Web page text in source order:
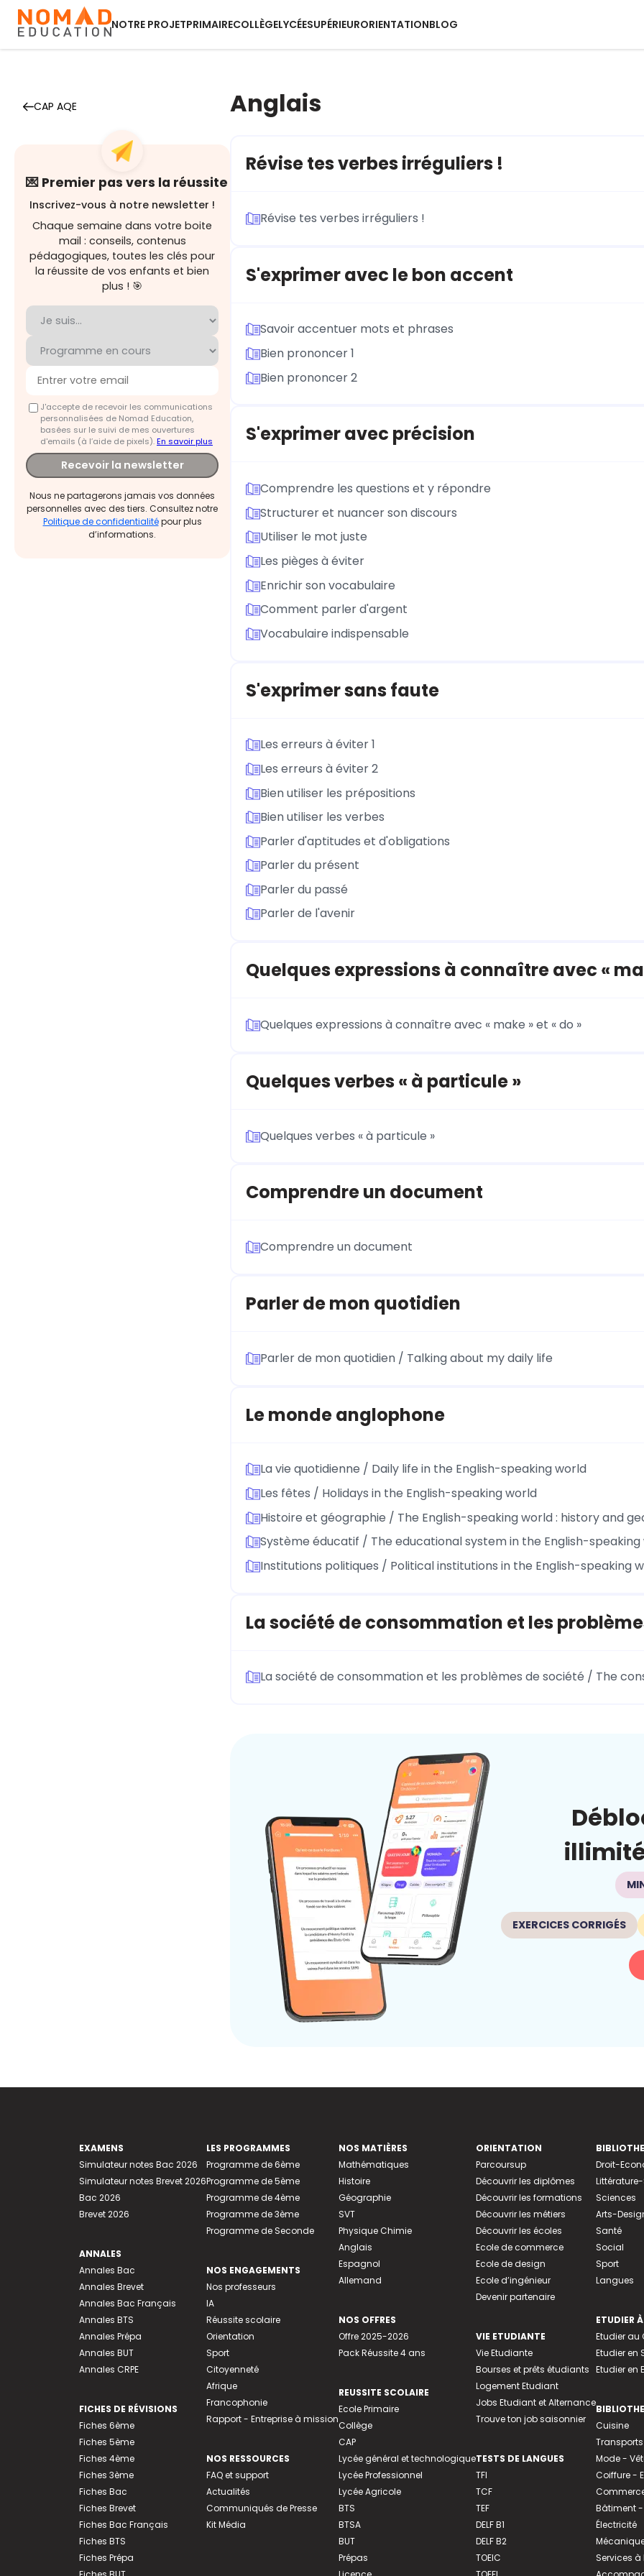
NOTRE PROJETPRIMAIRECOLLÈGELYCÉESUPÉRIEURORIENTATIONBLOG
CAP AQE
💌 Premier pas vers la réussite
Inscrivez-vous à notre newsletter !
Chaque semaine dans votre boite
mail : conseils, contenus
pédagogiques, toutes les clés pour
la réussite de vos enfants et bien
plus ! 🎯
J'accepte de recevoir les communications
personnalisées de Nomad Education,
basées sur le suivi de mes ouvertures
d'emails (à l’aide de pixels).En savoir plus
Recevoir la newsletter
Nous ne partagerons jamais vos données
personnelles avec des tiers. Consultez notre
Politique de confidentialitépour plus
d’informations.
Anglais
Révise tes verbes irréguliers !
Révise tes verbes irréguliers !
S'exprimer avec le bon accent
Savoir accentuer mots et phrases
Bien prononcer 1
Bien prononcer 2
S'exprimer avec précision
Comprendre les questions et y répondre
Structurer et nuancer son discours
Utiliser le mot juste
Les pièges à éviter
Enrichir son vocabulaire
Comment parler d'argent
Vocabulaire indispensable
S'exprimer sans faute
Les erreurs à éviter 1
Les erreurs à éviter 2
Bien utiliser les prépositions
Bien utiliser les verbes
Parler d'aptitudes et d'obligations
Parler du présent
Parler du passé
Parler de l'avenir
Quelques expressions à connaître avec «
Quelques expressions à connaître avec « make » et « do »
Quelques verbes « à particule »
Quelques verbes « à particule »
Comprendre un document
Comprendre un document
Parler de mon quotidien
Parler de mon quotidien / Talking about my daily life
Le monde anglophone
La vie quotidienne / Daily life in the English-speaking world
Les fêtes / Holidays in the English-speaking world
Histoire et géographie / The English-speaking world : history and
Système éducatif / The educational system in the English-
Institutions politiques / Political institutions in the English-speaking
La société de consommation et les
La société de consommation et les problèmes de société / The
EXERCICES CORRIGÉS
EXAMENS
Simulateur notes Bac 2026
Simulateur notes Brevet 2026
Bac 2026
Brevet 2026
ANNALES
Annales Bac
Annales Brevet
Annales Bac Français
Annales BTS
Annales Prépa
Annales BUT
Annales CRPE
FICHES DE RÉVISIONS
Fiches 6ème
Fiches 5ème
Fiches 4ème
Fiches 3ème
Fiches Bac
Fiches Brevet
Fiches Bac Français
Fiches BTS
Fiches Prépa
LES PROGRAMMES
Programme de 6ème
Programme de 5ème
Programme de 4ème
Programme de 3ème
Programme de Seconde
NOS ENGAGEMENTS
Nos professeurs
IA
Réussite scolaire
Orientation
Sport
Citoyenneté
Afrique
Francophonie
Rapport - Entreprise à mission
NOS RESSOURCES
FAQ et support
Actualités
Communiqués de Presse
Kit Média
NOS MATIÈRES
Mathématiques
Histoire
Géographie
SVT
Physique Chimie
Anglais
Espagnol
Allemand
NOS OFFRES
Offre 2025-2026
Pack Réussite 4 ans
REUSSITE SCOLAIRE
Ecole Primaire
Collège
CAP
Lycée général et technologique
Lycée Professionnel
Lycée Agricole
BTS
BTSA
BUT
Prépas
ORIENTATION
Parcoursup
Découvrir les diplômes
Découvrir les formations
Découvrir les métiers
Découvrir les écoles
Ecole de commerce
Ecole de design
Ecole d’ingénieur
Devenir partenaire
VIE ETUDIANTE
Vie Etudiante
Bourses et prêts étudiants
Logement Etudiant
Jobs Etudiant et Alternance
Trouve ton job saisonnier
TESTS DE LANGUES
TFI
TCF
TEF
DELF B1
DELF B2
TOEIC
Droit-
Sciences
Arts-
Santé
Social
Sport
Langues
ETUDIER
Etudier
Etudier en
Etudier en
Cuisine
Transports
Mode -
Coiffure -
Bâtiment
Électricité
Services